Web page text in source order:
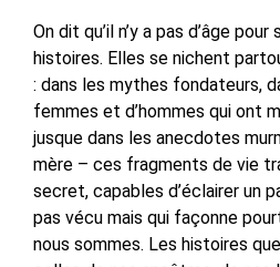
On dit qu’il n’y a pas d’âge
histoires. Elles se nichent
: dans les mythes fondateurs,
femmes et d’hommes qui ont
jusque dans les anecdotes
mère – ces fragments de vie
secret, capables d’éclairer un
pas vécu mais qui façonne
nous sommes. Les histoires